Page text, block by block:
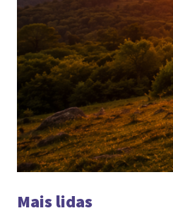
Mais lidas